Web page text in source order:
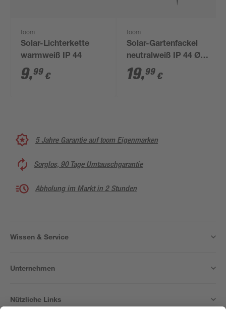
toom
Solar-Lichterkette
warmweiß IP 44
9,99 €
toom
Solar-Gartenfackel
neutralweiß IP 44 Ø
8,9 x 65 cm
19,99 €
5 Jahre Garantie auf toom Eigenmarken
Sorglos, 90 Tage Umtauschgarantie
Abholung im Markt in 2 Stunden
Wissen & Service
Unternehmen
Nützliche Links